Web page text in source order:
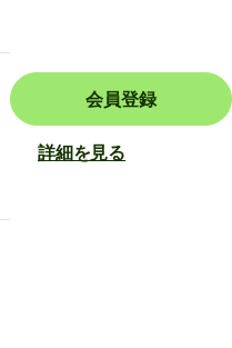
会員登録
詳細を見る